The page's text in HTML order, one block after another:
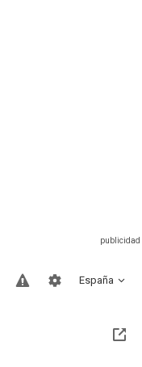
España
(Quedan 7 meses)